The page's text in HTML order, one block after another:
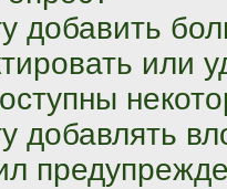
добавить
или
добавлять